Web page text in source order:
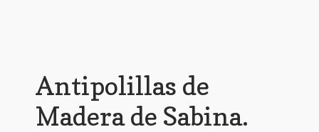
Antipolillas de
Madera de Sabina.